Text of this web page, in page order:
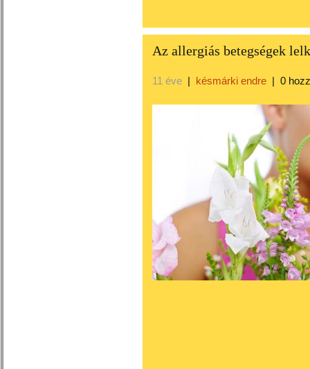
Az allergiás betegségek
11 éve | késmárki endre | 0